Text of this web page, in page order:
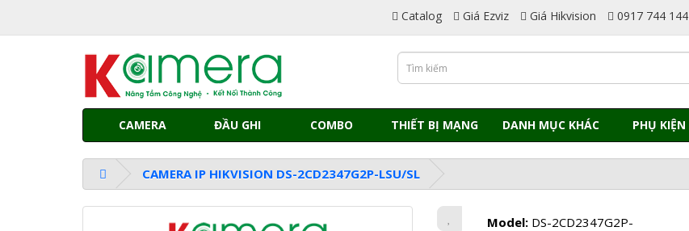
Catalog Giá Ezviz Giá Hikvision 0917 744 144
CAMERA ĐẦU GHI COMBO THIẾT BỊ MẠNG DANH MỤC KHÁC PHỤ KIỆN
CAMERA IP HIKVISION DS-2CD2347G2P-LSU/SL
Model: DS-2CD2347G2P-